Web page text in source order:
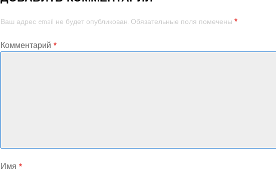
Ваш адрес email не будет опубликован. Обязательные поля помечены*
Комментарий*
Имя*